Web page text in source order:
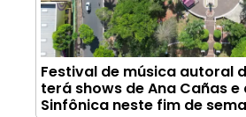
Festival de música autoral
terá shows de Ana Cañas
Sinfônica neste fim de